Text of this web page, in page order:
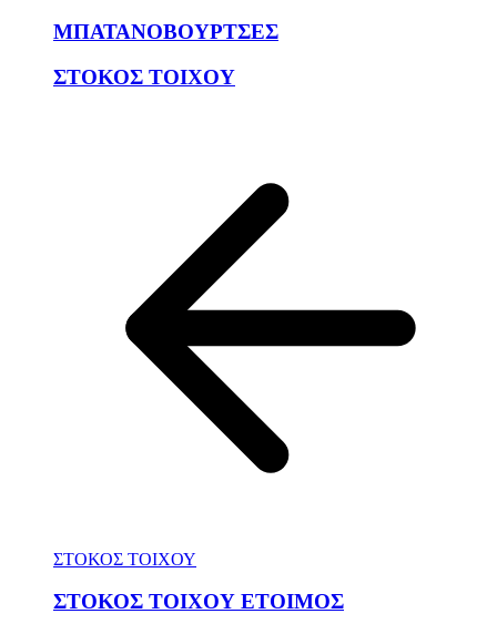
ΜΠΑΤΑΝΟΒΟΥΡΤΣΕΣ
ΣΤΟΚΟΣ ΤΟΙΧΟΥ
ΣΤΟΚΟΣ ΤΟΙΧΟΥ
ΣΤΟΚΟΣ ΤΟΙΧΟΥ ΕΤΟΙΜΟΣ